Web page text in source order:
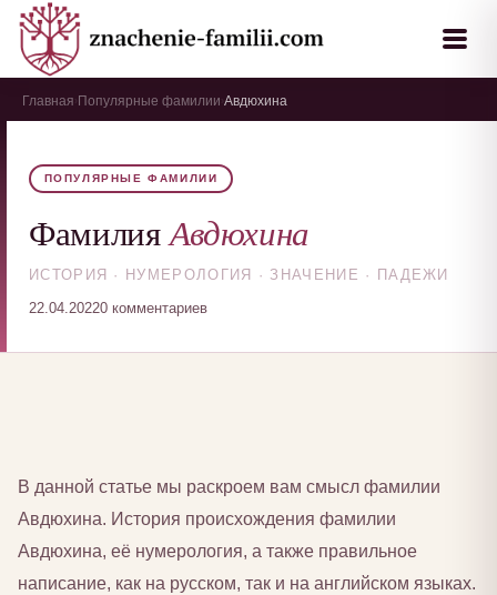
Главная Популярные фамилии Авдюхина
ПОПУЛЯРНЫЕ ФАМИЛИИ
ФамилияАвдюхина
ИСТОРИЯ · НУМЕРОЛОГИЯ · ЗНАЧЕНИЕ · ПАДЕЖИ
22.04.20220 комментариев
В данной статье мы раскроем вам смысл фамилии
Авдюхина. История происхождения фамилии
Авдюхина, её нумерология, а также правильное
написание, как на русском, так и на английском языках.